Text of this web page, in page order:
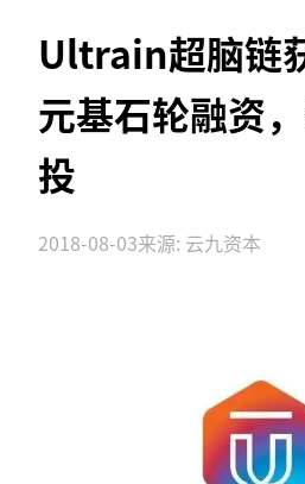
Ultrain超脑链
元基石轮融资
投
2018-08-03来源: 云九资本